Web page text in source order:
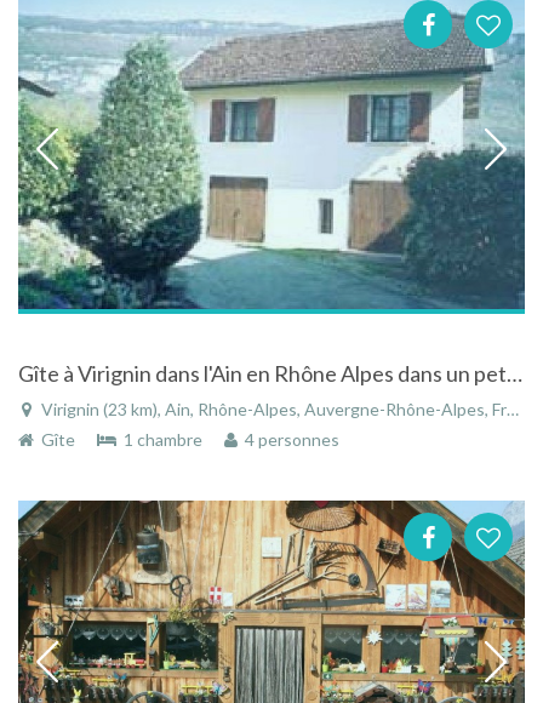
Gîte à Virignin dans l'Ain en Rhône Alpes dans un petit hameau
Virignin (23 km), Ain, Rhône-Alpes, Auvergne-Rhône-Alpes, France
Gîte
1 chambre 4 personnes